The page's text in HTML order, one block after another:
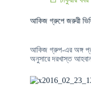
আকিজ গ্রুপে জরুরী
আকিজ গ্রুপ-এর অঙ্গ
অনুসারে দরখাস্ত